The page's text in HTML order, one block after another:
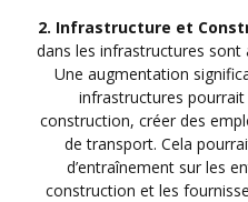
2. Infrastructure et
dans les infrastructures
Une augmentation
infrastructures
construction, créer des
de transport. Cela
d’entraînement sur les
construction et les